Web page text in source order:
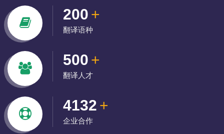
200 +
翻译语种
500 +
翻译人才
4132 +
企业合作